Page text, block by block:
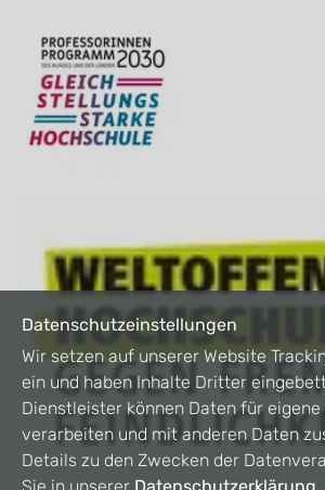
Datenschutzeinstellungen
Wir setzen auf unserer Website
ein und haben Inhalte Dritter
Dienstleister können Daten für eigene
verarbeiten und mit anderen Daten
Details zu den Zwecken der